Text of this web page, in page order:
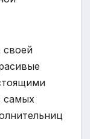
своей
самых